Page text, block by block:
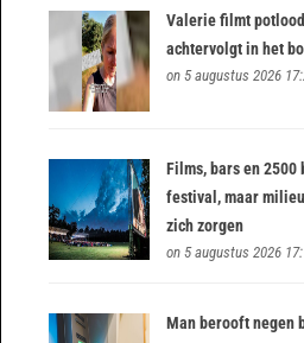
Valerie filmt
achtervolgt in het
on 5 augustus 2026
Films, bars en 2500
festival, maar
zich zorgen
on 5 augustus 2026
Man berooft negen